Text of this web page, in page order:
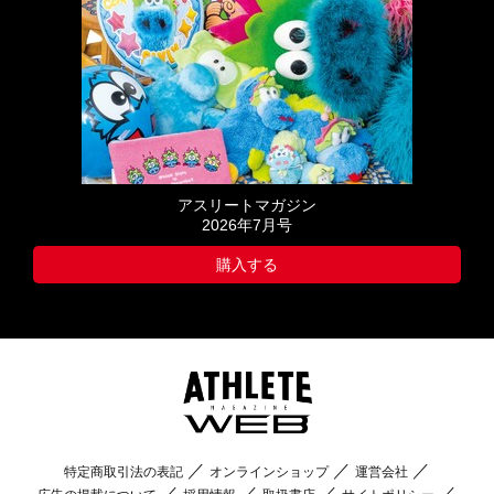
アスリートマガジン
2026年7月号
購入する
特定商取引法の表記 オンラインショップ
運営会社